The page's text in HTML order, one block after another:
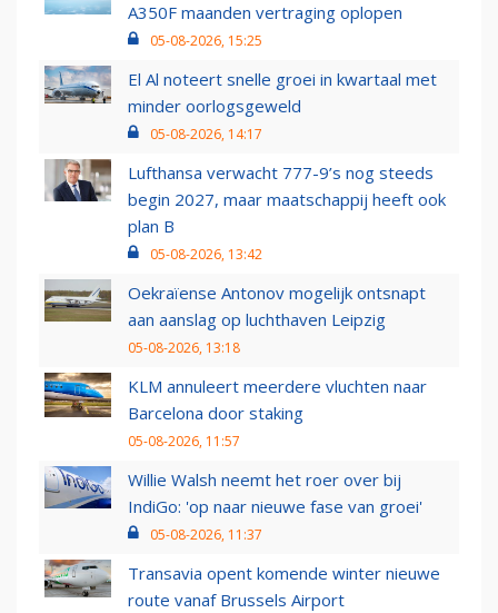
A350F maanden vertraging oplopen
05-08-2026, 15:25
El Al noteert snelle groei in kwartaal met
minder oorlogsgeweld
05-08-2026, 14:17
Lufthansa verwacht 777-9’s nog steeds
begin 2027, maar maatschappij heeft ook
plan B
05-08-2026, 13:42
Oekraïense Antonov mogelijk ontsnapt
aan aanslag op luchthaven Leipzig
05-08-2026, 13:18
KLM annuleert meerdere vluchten naar
Barcelona door staking
05-08-2026, 11:57
Willie Walsh neemt het roer over bij
IndiGo: 'op naar nieuwe fase van groei'
05-08-2026, 11:37
Transavia opent komende winter nieuwe
route vanaf Brussels Airport